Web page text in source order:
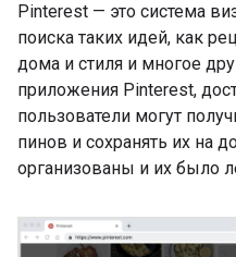
Pinterest — это система
поиска таких идей, как
дома и стиля и многое
приложения Pinterest,
пользователи могут
пинов и сохранять их на
организованы и их было